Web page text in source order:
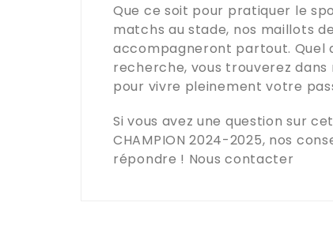
Que ce soit pour pratiquer le
matchs au stade, nos maillots
accompagneront partout. Quel
recherche, vous trouverez
pour vivre pleinement votre
Si vous avez une question sur
CHAMPION 2024-2025, nos
répondre ! Nous contacter